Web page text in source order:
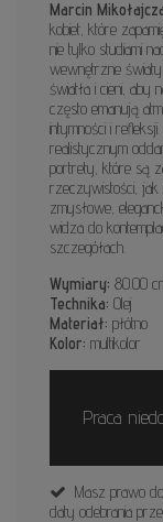
Marcin
kobiet, które
nie tylko studiami
wewnętrzne światy
światła i cieni, aby
często emanują
intymności i
realistycznym
portrety, które są
rzeczywistości, jak
zmysłowe,
widza do
szczegółach.
Wymiary: 80.00
Technika: Olej
Materiał: płótno
Kolor: multikolor
Praca
Masz prawo
daty odebrania